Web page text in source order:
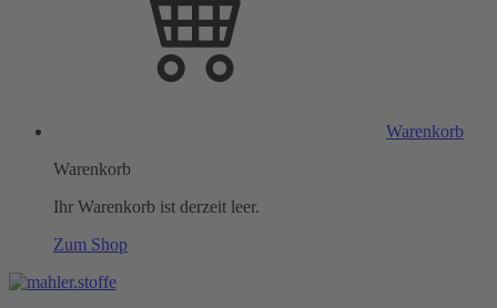
Warenkorb
Warenkorb
Ihr Warenkorb ist derzeit leer.
Zum Shop